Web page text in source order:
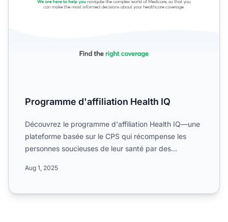
Programme d'affiliation Health IQ
Découvrez le programme d'affiliation Health IQ—une
plateforme basée sur le CPS qui récompense les
personnes soucieuses de leur santé par des
Aug 1, 2025